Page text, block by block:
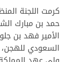
كرمت اللجنة
حمد بن مبارك
الأمير فهد بن
السعودي